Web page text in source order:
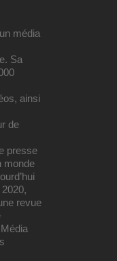
média
Sa
ainsi
de
presse
monde
revue